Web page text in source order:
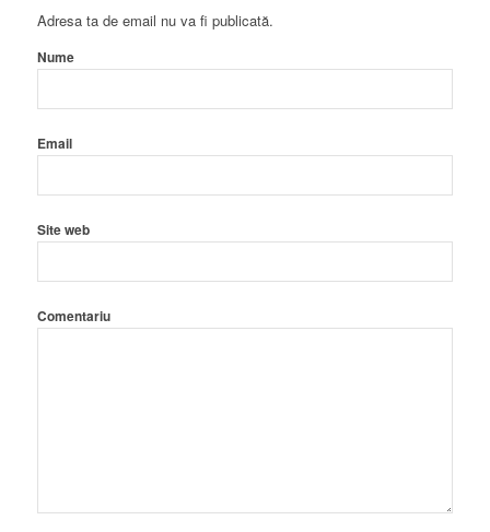
Adresa ta de email nu va fi publicată.
Nume
Email
Site web
Comentariu